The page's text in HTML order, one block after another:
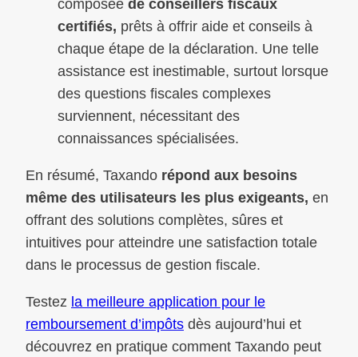
composée de conseillers fiscaux
certifiés, prêts à offrir aide et conseils à
chaque étape de la déclaration. Une telle
assistance est inestimable, surtout lorsque
des questions fiscales complexes
surviennent, nécessitant des
connaissances spécialisées.
En résumé, Taxando répond aux besoins
même des utilisateurs les plus exigeants, en
offrant des solutions complètes, sûres et
intuitives pour atteindre une satisfaction totale
dans le processus de gestion fiscale.
Testez la meilleure application pour le
remboursement d’impôts dès aujourd’hui et
découvrez en pratique comment Taxando peut